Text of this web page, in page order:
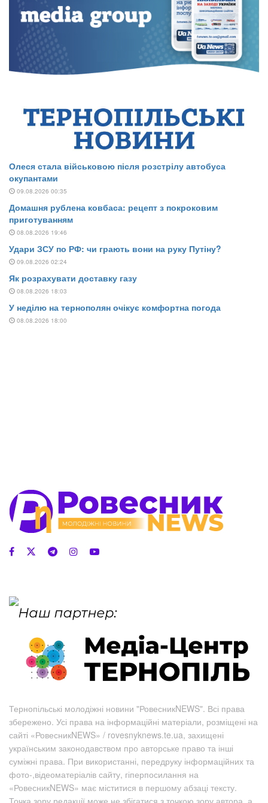
Тернопільські молодіжні новини "РовесникNEWS". Всі права
збережено. Усі права на інформаційні матеріали, розміщені на
сайті «РовесникNEWS» / rovesnyknews.te.ua, захищені
українським законодавством про авторське право та інші
суміжні права. При використанні, передруку інформаційних та
фото-,відеоматеріалів сайту, гіперпосилання на
«РовесникNEWS» має міститися в першому абзаці тексту.